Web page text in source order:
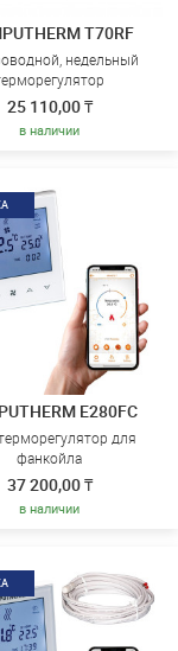
T70RF
недельный
25 110,00 ₸
в наличии
E280FC
для
фанкойла
37 200,00 ₸
в наличии